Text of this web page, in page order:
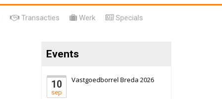
Transacties Werk Specials
Events
10
sep
Vastgoedborrel Breda 2026
Voormalig
politiebureau
Zaandam
8 september 2026